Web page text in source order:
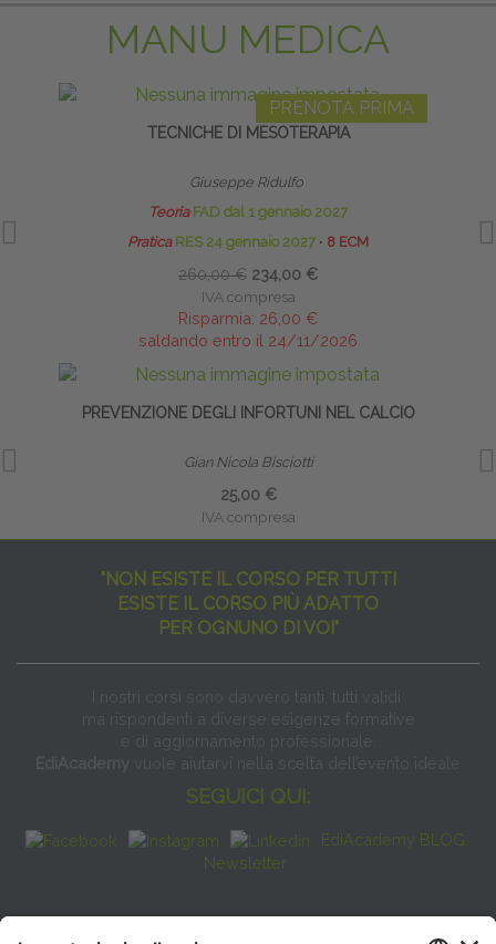
MANU MEDICA
PRENOTA PRIMA
TECNICHE DI MESOTERAPIA
Giuseppe Ridulfo
Teoria FAD dal 1 gennaio 2027
PraticaRES 24 gennaio 2027 ∙ 8 ECM
260,00 € 234,00 €
IVA compresa
Risparmia: 26,00 €
saldando entro il 24/11/2026
PREVENZIONE DEGLI INFORTUNI NEL CALCIO
Gian Nicola Bisciotti
25,00 €
IVA compresa
"NON ESISTE IL CORSO PER TUTTI
ESISTE IL CORSO PIÙ ADATTO
PER OGNUNO DI VOI"
I nostri corsi sono davvero tanti, tutti validi
ma rispondenti a diverse esigenze formative
e di aggiornamento professionale.
EdiAcademy vuole aiutarvi nella scelta dell’evento ideale
SEGUICI QUI:
EdiAcademy BLOG
Newsletter